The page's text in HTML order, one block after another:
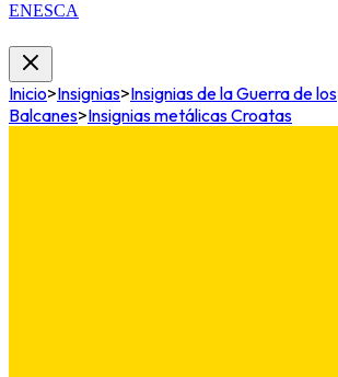
ENESCA
Inicio>Insignias>Insignias de la Guerra de los
Balcanes>Insignias metálicas Croatas